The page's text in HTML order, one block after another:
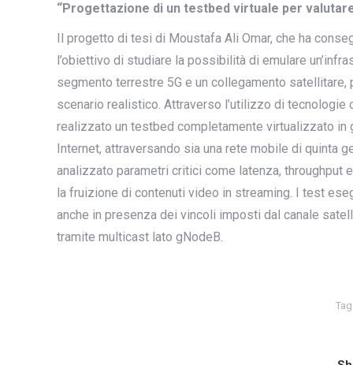
“Progettazione di un testbed virtuale per
Il progetto di tesi di Moustafa Ali Omar, che ha
l’obiettivo di studiare la possibilità di emulare
segmento terrestre 5G e un collegamento
scenario realistico. Attraverso l’utilizzo di tecnologie
realizzato un testbed completamente virtualizzato in
Internet, attraversando sia una rete mobile di quinta
analizzato parametri critici come latenza, throughput
la fruizione di contenuti video in streaming. I test
anche in presenza dei vincoli imposti dal canale
tramite multicast lato gNodeB.